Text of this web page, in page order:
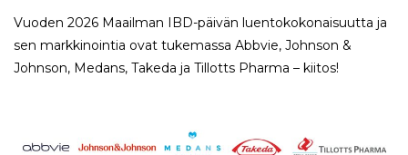
Vuoden 2026 Maailman IBD-päivän luentokokonaisuutta ja
sen markkinointia ovat tukemassa Abbvie, Johnson &
Johnson, Medans, Takeda ja Tillotts Pharma – kiitos!